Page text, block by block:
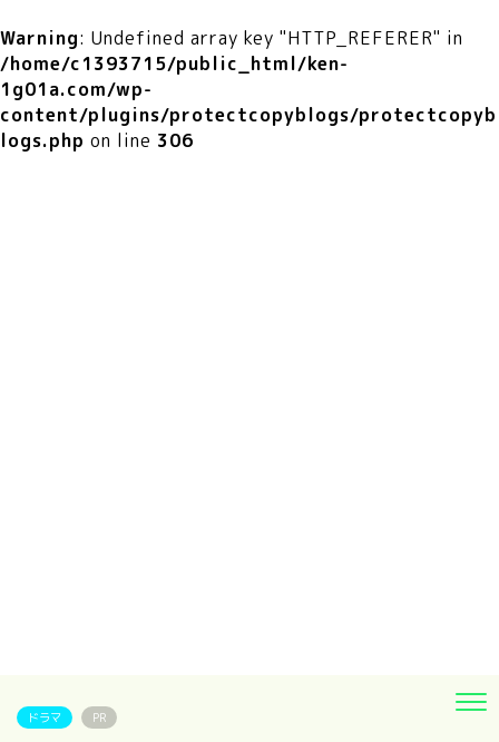
Warning: Undefined array key "HTTP_REFERER" in
/home/c1393715/public_html/ken-
1g01a.com/wp-
content/plugins/protectcopyblogs/protectcopyb
logs.php on line 306
ドラマ PR